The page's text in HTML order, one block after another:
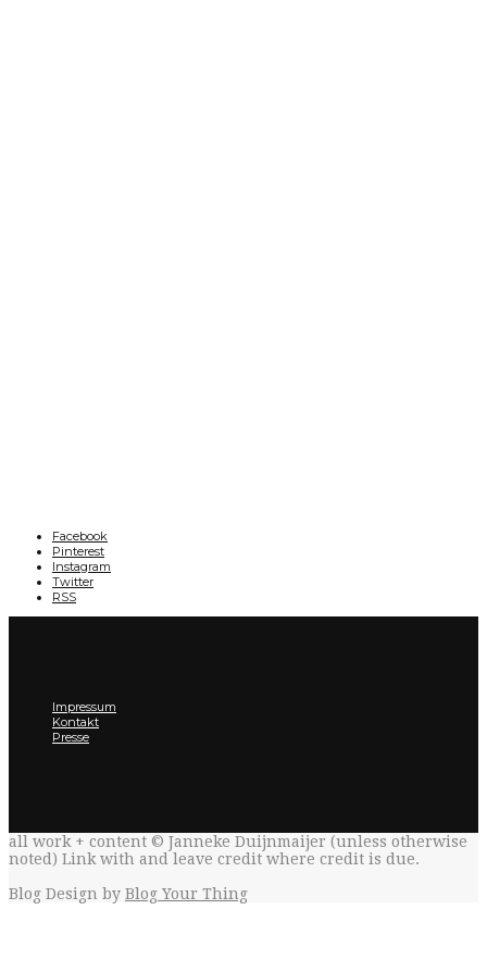
Facebook
Pinterest
Instagram
Twitter
RSS
Impressum
Kontakt
Presse
all work + content © Janneke Duijnmaijer (unless otherwise
noted) Link with and leave credit where credit is due.
Blog Design by Blog Your Thing